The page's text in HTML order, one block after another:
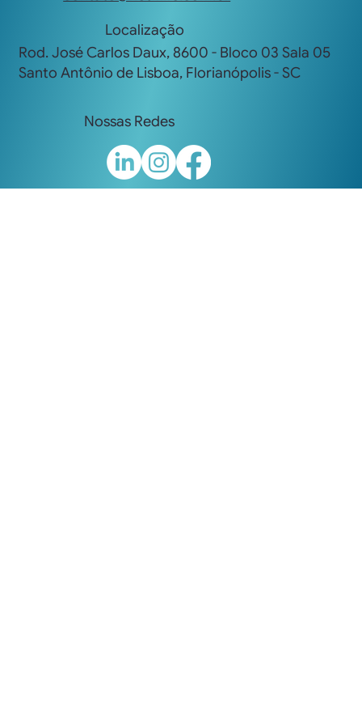
Localização
Rod. José Carlos Daux, 8600 - Bloco 03 Sala 05
Santo Antônio de Lisboa, Florianópolis - SC
Nossas Redes